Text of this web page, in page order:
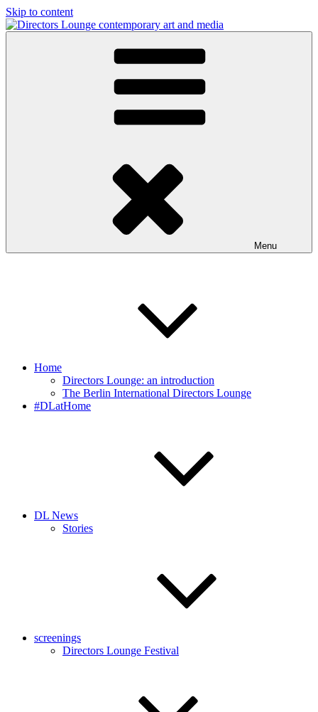
Skip to content
contemporary art and media
Menu
Home
Directors Lounge: an introduction
The Berlin International Directors Lounge
#DLatHome
DL News
Stories
screenings
Directors Lounge Festival